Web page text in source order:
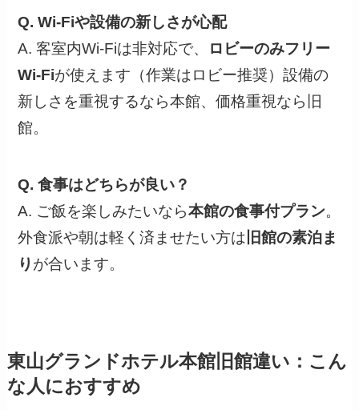
Q. Wi-Fiや設備の新しさが心配
A. 客室内Wi-Fiは非対応で、
ロビーのみフリー
Wi-Fiが使えます（作業はロビー推奨）設備の
新しさを重視するなら本館、価格重視なら旧
館。
Q. 食事はどちらが良い？
A. ご飯を楽しみたいなら本館の食事付プラン。
外食派や朝は軽く済ませたい方は 旧館の素泊ま
り が合います。
東山グランドホテル本館旧館違い：こん
な人におすすめ